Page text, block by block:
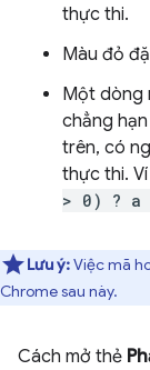
thực thi.
Màu đỏ
Một dòng
chẳng
trên, có
thực thi.
> 0) ? a
Lưu ý:Việc mã
Chrome sau này.
Cách mở thẻ